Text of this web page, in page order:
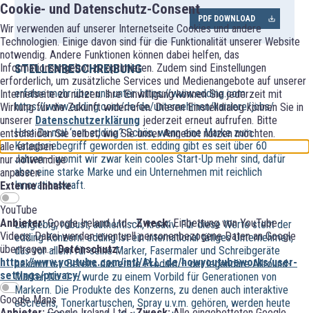
Cookie- und Datenschutz-Consent
Wir verwenden auf unserer Internetseite Cookies und andere
Technologien. Einige davon sind für die Funktionalität unserer Website
notwendig. Andere Funktionen können dabei helfen, das
Informationsangebot zu optimieren. Zudem sind Einstellungen
erforderlich, um zusätzliche Services und Medienangebote auf unserer
Internetseite zu nutzen. Ihre Einwilligung können Sie jederzeit mit
Wirkung für die Zukunft widerrufen. Diesen Einstelldialog können Sie in
unserer Datenschutzerklärung jederzeit erneut aufrufen. Bitte
entscheiden Sie selbst, wie Sie unser Angebot nutzen möchten.
alle erlauben
nur notwendige
anpassen
Externe Inhalte
YouTube
Anbieter:Google Ireland Ltd -Zweck:Einbettung von YouTube-
Videos. Dabei werden eventuell personenbezogene Daten an Google
übertragen. -Datenschutz:
https://www.youtube.com/intl/ALL_de/howyoutubeworks/user-
settings/privacy/
Google Maps
PDF DOWNLOAD
STELLENBESCHREIBUNG
erfahre mehr über uns unter: https://www.edding.com
https://www.edding.com/de-de/unternehmen/karriere/jobs/
Hast Du mal ‘nen edding? Schön, wenn eine Marke zum
Kategoriebegriff geworden ist. edding gibt es seit über 60
Jahren – womit wir zwar kein cooles Start-Up mehr sind, dafür
aber eine starke Marke und ein Unternehmen mit reichlich
Innovationskraft.
Langlebig, robust, authentisch, kreativ: Für diese Werte steht der
edding Konzern. edding ist ein international tätiges Unternehmen,
das vor allem für seine Marker, Fasermaler und Schreibgeräte
bekannt ist. Bereits das erste Produkt – der legendäre Allround-
Marker No. 1 – wurde zu einem Vorbild für Generationen von
Markern. Die Produkte des Konzerns, zu denen auch interaktive
eScreens, Tonerkartuschen, Spray u.v.m. gehören, werden heute